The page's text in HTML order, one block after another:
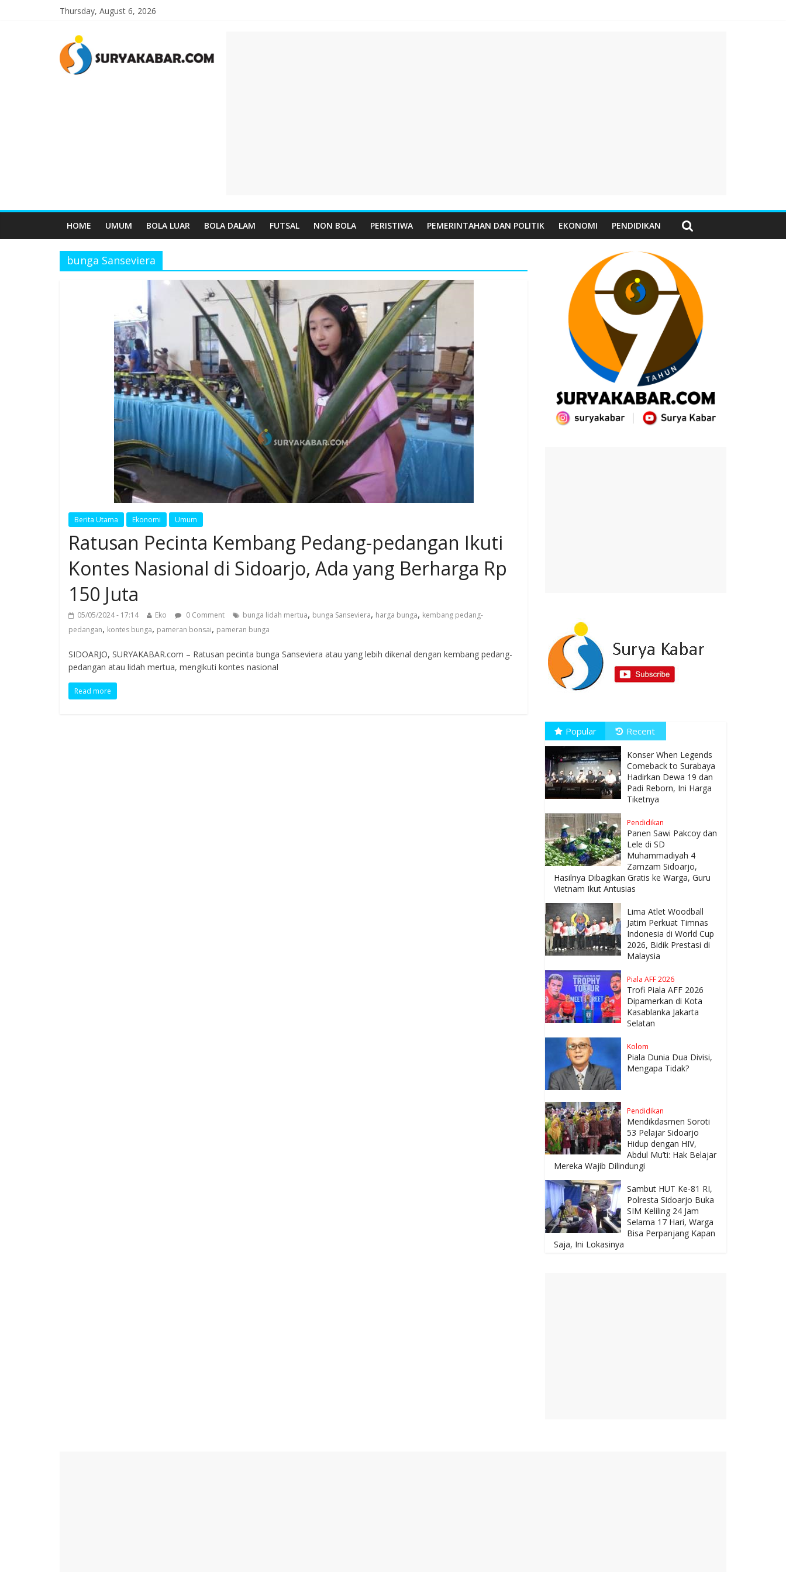
Thursday, August 6, 2026
HOME UMUM BOLA LUAR BOLA DALAM FUTSAL NON BOLA PERISTIWA PEMERINTAHAN DAN POLITIK EKONOMI PENDIDIKAN
bunga Sanseviera
Berita Utama Ekonomi Umum
Ratusan Pecinta Kembang Pedang-pedangan Ikuti
Kontes Nasional di Sidoarjo, Ada yang Berharga Rp
150 Juta
05/05/2024 - 17:14 Eko 0 Comment bunga lidah mertua, bunga Sanseviera, harga bunga, kembang pedang-
pedangan, kontes bunga, pameran bonsai, pameran bunga
SIDOARJO, SURYAKABAR.com – Ratusan pecinta bunga Sanseviera atau yang lebih dikenal dengan kembang pedang-
pedangan atau lidah mertua, mengikuti kontes nasional
Read more
Popular Recent
Konser When Legends
Comeback to Surabaya
Hadirkan Dewa 19 dan
Padi Reborn, Ini Harga
Tiketnya
Pendidikan
Panen Sawi Pakcoy dan
Lele di SD
Muhammadiyah 4
Zamzam Sidoarjo,
Hasilnya Dibagikan Gratis ke Warga, Guru
Vietnam Ikut Antusias
Lima Atlet Woodball
Jatim Perkuat Timnas
Indonesia di World Cup
2026, Bidik Prestasi di
Malaysia
Piala AFF 2026
Trofi Piala AFF 2026
Dipamerkan di Kota
Kasablanka Jakarta
Selatan
Kolom
Piala Dunia Dua Divisi,
Mengapa Tidak?
Pendidikan
Mendikdasmen Soroti
53 Pelajar Sidoarjo
Hidup dengan HIV,
Abdul Mu’ti: Hak Belajar
Mereka Wajib Dilindungi
Sambut HUT Ke-81 RI,
Polresta Sidoarjo Buka
SIM Keliling 24 Jam
Selama 17 Hari, Warga
Bisa Perpanjang Kapan
Saja, Ini Lokasinya